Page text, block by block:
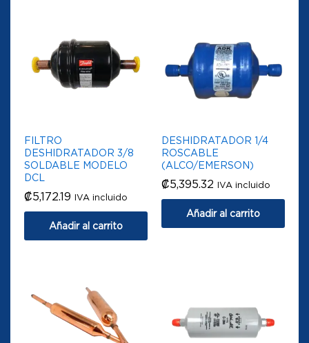
FILTRO
DESHIDRATADOR 3/8
SOLDABLE MODELO
DCL
₡5,172.19 IVA incluido
Añadir al carrito
DESHIDRATADOR 1/4
ROSCABLE
(ALCO/EMERSON)
₡5,395.32 IVA incluido
Añadir al carrito